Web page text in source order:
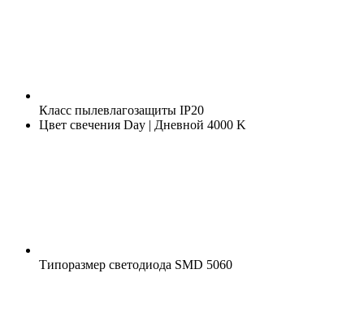
Класс пылевлагозащиты IP20
Цвет свечения Day | Дневной 4000 K
Типоразмер светодиода SMD 5060